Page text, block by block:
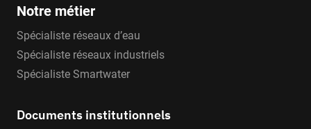
Notre métier
Spécialiste réseaux d’eau
Spécialiste réseaux industriels
Spécialiste Smartwater
Documents institutionnels